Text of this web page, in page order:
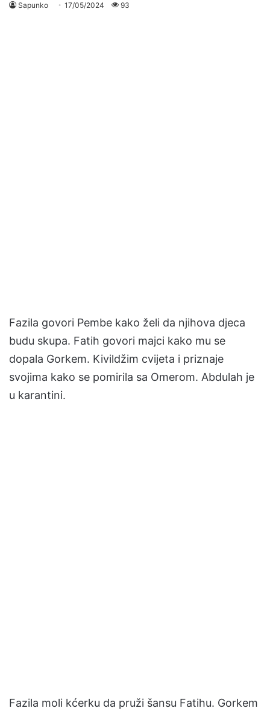
Sapunko 17/05/2024 93
Fazila govori Pembe kako želi da njihova djeca
budu skupa. Fatih govori majci kako mu se
dopala Gorkem. Kivildžim cvijeta i priznaje
svojima kako se pomirila sa Omerom. Abdulah je
u karantini.
Fazila moli kćerku da pruži šansu Fatihu. Gorkem